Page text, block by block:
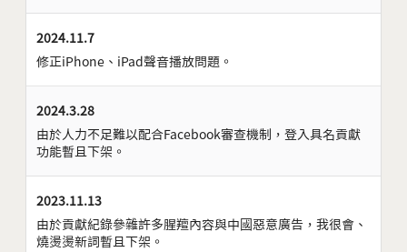
2024.11.7
修正iPhone、iPad聲音播放問題。
2024.3.28
由於人力不足難以配合Facebook審查機制，登入具名貢獻
功能暫且下架。
2023.11.13
由於貢獻紀錄參雜許多腥羶內容與中國惡意廣告，我很會、
燒燙燙新詞暫且下架。